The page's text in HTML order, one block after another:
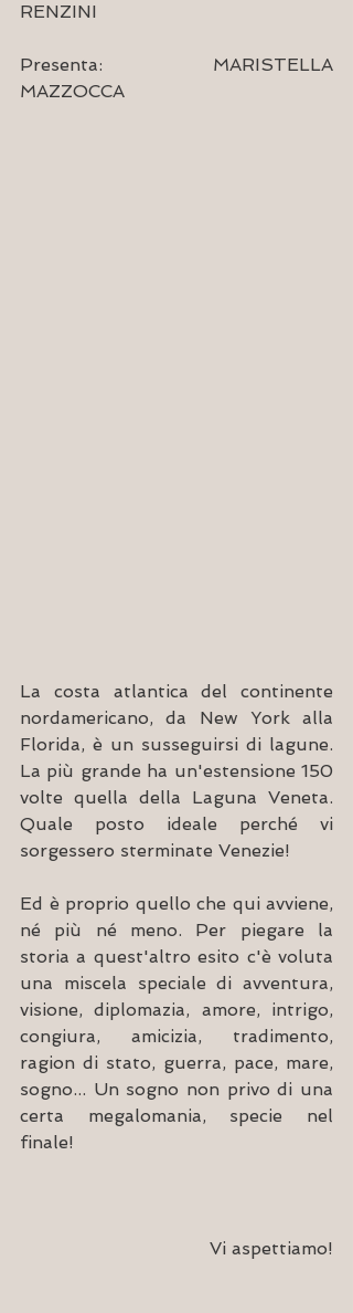
RENZINI
Presenta: MARISTELLA
MAZZOCCA
La costa atlantica del continente
nordamericano, da New York alla
Florida, è un susseguirsi di lagune.
La più grande ha un'estensione 150
volte quella della Laguna Veneta.
Quale posto ideale perché vi
sorgessero sterminate Venezie!
Ed è proprio quello che qui avviene,
né più né meno. Per piegare la
storia a quest'altro esito c'è voluta
una miscela speciale di avventura,
visione, diplomazia, amore, intrigo,
congiura, amicizia, tradimento,
ragion di stato, guerra, pace, mare,
sogno... Un sogno non privo di una
certa megalomania, specie nel
finale!
Vi aspettiamo!